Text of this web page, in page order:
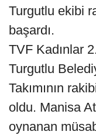
Turgutlu ekibi
başardı.
TVF Kadınlar
Turgutlu
Takımının
oldu. Manisa
oynanan